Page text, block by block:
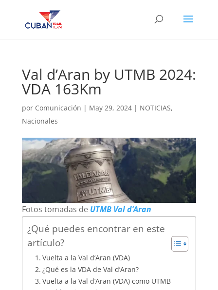
Val d’Aran by UTMB 2024:
VDA 163Km
por Comunicación | May 29, 2024| NOTICIAS,
Nacionales
Fotos tomadas de UTMB Val d’Aran
¿Qué puedes encontrar en este
artículo?
Vuelta a la Val d’Aran (VDA)
¿Qué es la VDA de Val d’Aran?
Vuelta a la Val d’Aran (VDA) como UTMB